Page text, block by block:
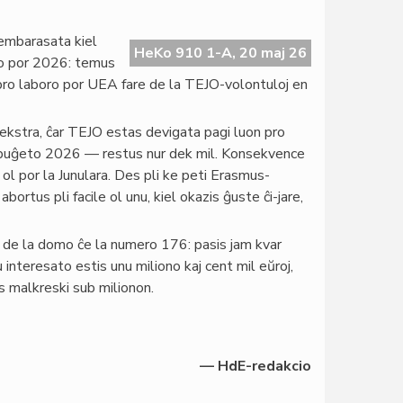
HeKo 910 1-A, 20 maj 26
kiel
por 2026: temus
laboro por UEA fare de la TEJO-volontuloj en
ĉar TEJO estas devigata pagi luon pro
2026 — restus nur dek mil. Konsekvence
por la Junulara. Des pli ke peti Erasmus-
pli facile ol unu, kiel okazis ĝuste ĉi-jare,
la domo ĉe la numero 176: pasis jam kvar
estis unu miliono kaj cent mil eŭroj,
malkreski sub milionon.
— HdE-redakcio